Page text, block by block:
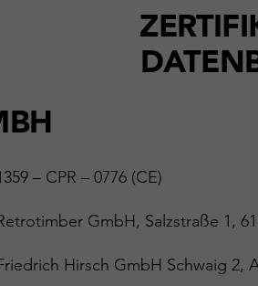
– CPR – 0776 (CE)
GmbH, Salzstraße 1,
Hirsch GmbH Schwaig 2,